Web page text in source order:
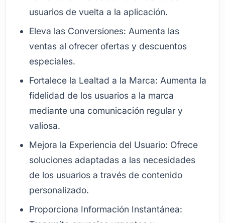
usuarios de vuelta a la aplicación.
Eleva las Conversiones: Aumenta las
ventas al ofrecer ofertas y descuentos
especiales.
Fortalece la Lealtad a la Marca: Aumenta la
fidelidad de los usuarios a la marca
mediante una comunicación regular y
valiosa.
Mejora la Experiencia del Usuario: Ofrece
soluciones adaptadas a las necesidades
de los usuarios a través de contenido
personalizado.
Proporciona Información Instantánea: